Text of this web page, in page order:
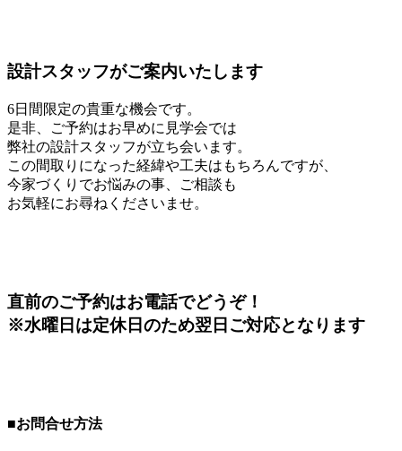
設計スタッフがご案内いたします
6日間限定の貴重な機会です。
是非、ご予約はお早めに見学会では
弊社の設計スタッフが立ち会います。
この間取りになった経緯や工夫はもちろんですが、
今家づくりでお悩みの事、ご相談も
お気軽にお尋ねくださいませ。
直前のご予約はお電話でどうぞ！
※水曜日は定休日のため翌日ご対応となります
■お問合せ方法